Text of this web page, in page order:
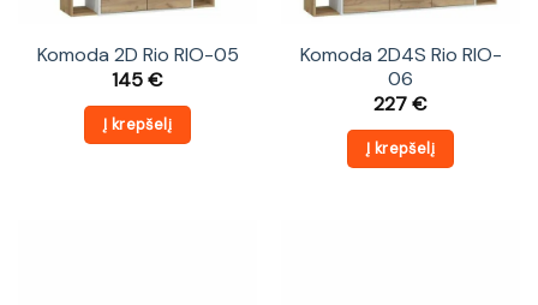
Komoda 2D Rio RIO-05
145€
Į krepšelį
Komoda 2D4S Rio RIO-
06
227€
Į krepšelį